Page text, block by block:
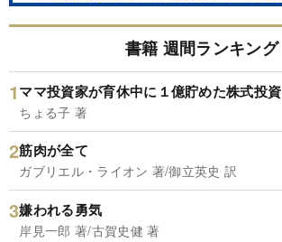
書籍 週間ランキング
ママ投資家が育休中に１億貯めた株式投資
ちょる子 著
筋肉が全て
ガブリエル・ライオン 著/御立英史 訳
嫌われる勇気
岸見一郎 著/古賀史健 著